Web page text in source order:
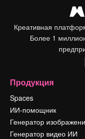
Креативная
Более 1
Продукция
Spaces
ИИ-помощник
Генератор
Генератор видео ИИ